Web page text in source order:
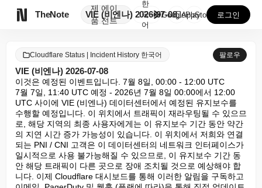
TheNote
제
품
에이
전트
VIE (비엔나) 2026-07-08
한
국
어
GooglePlay
AppStore 로그인
Cloudflare Status | Incident History 한국어 팔로우
VIE (비엔나) 2026-07-08
이것은 예정된 이벤트입니다. 7월 8일, 00:00 - 12:00 UTC
7월 7일, 11:40 UTC 예정 - 2026년 7월 8일 00:00에서 12:00
UTC 사이에 VIE (비엔나) 데이터센터에서 예정된 유지보수를
수행할 예정입니다. 이 위치에서 트래픽이 재라우팅될 수 있으므
로, 해당 지역의 최종 사용자에게는 이 유지보수 기간 동안 약간
의 지연 시간 증가 가능성이 있습니다. 이 위치에서 저희와 연결
되는 PNI / CNI 고객은 이 데이터센터의 네트워크 인터페이스가
일시적으로 사용 불가능해질 수 있으므로, 이 유지보수 기간 동
안 해당 트래픽이 다른 곳으로 장애 조치될 것으로 예상해야 합
니다. 이제 Cloudflare 대시보드를 통해 이러한 알림을 구독하고